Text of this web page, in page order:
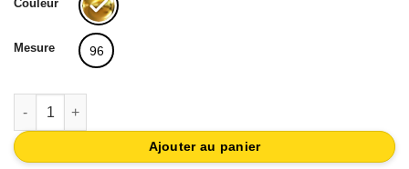
Couleur
Mesure 96
quantité de TIRADOR ASA LATON PULIDO | HERRAJES
Ajouter au panier